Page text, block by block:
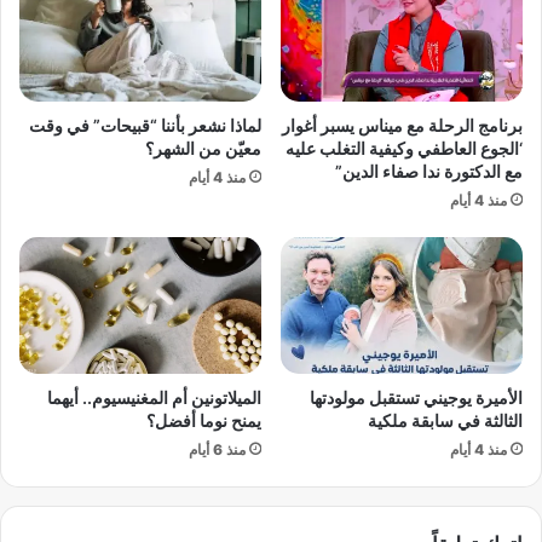
ح
ت
ا
ل
ي
ة
م
خ
ا
و
ف
س
ي
ي
ة
ى
ي
ل
ف
ي
ن
ش
ر
ا
ل
ج
د
ي
د
م
ع
ر
برنامج الرحلة مع ميناس يسبر أغوار
‘الجوع العاطفي وكيفية التغلب عليه
مع الدكتورة ندا صفاء الدين”
منذ 4 أيام
لماذا نشعر بأننا “قبيحات” في وقت
معيّن من الشهر؟
منذ 4 أيام
الأميرة يوجيني تستقبل مولودتها
الثالثة في سابقة ملكية
منذ 4 أيام
الميلاتونين أم المغنيسيوم.. أيهما
يمنح نوما أفضل؟
منذ 6 أيام